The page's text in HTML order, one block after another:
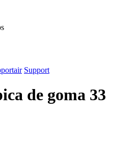
Support
de goma 33